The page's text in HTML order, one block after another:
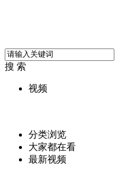
搜 索
视频
分类浏览
大家都在看
最新视频